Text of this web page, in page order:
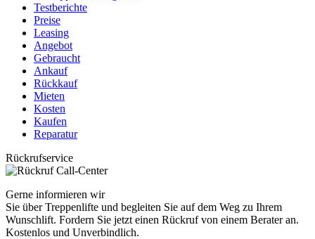
Testberichte
Preise
Leasing
Angebot
Gebraucht
Ankauf
Rückkauf
Mieten
Kosten
Kaufen
Reparatur
Rückrufservice
Gerne informieren wir
Sie über Treppenlifte und begleiten Sie auf dem Weg zu Ihrem
Wunschlift. Fordern Sie jetzt einen Rückruf von einem Berater an.
Kostenlos und Unverbindlich.